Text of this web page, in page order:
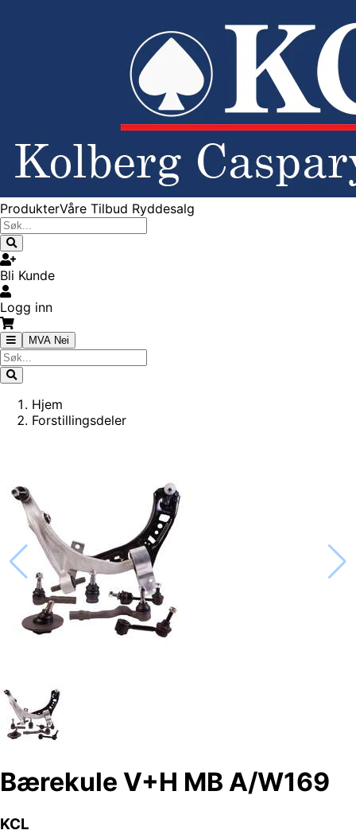
ProdukterVåre Tilbud Ryddesalg
Bli Kunde
Logg inn
MVA Nei
Hjem
Forstillingsdeler
Bærekule V+H MB A/W169
KCL